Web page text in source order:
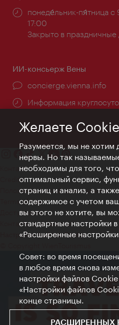
Часы
работы:
понеде́льник-пя́тница
17:00
Закрыто в праздничные
ИИ-консьерж Вены
concierge.vienna.info
Информация
Контакт
Credits
Положение о конфиденциальности
Terms of Use
Доступность
Контакты для прессы
Настройки файлов Cookie
Желаете
Разумеется, мы не хотим
нервы. Но так
необходимы для того,
оптимальный сервис,
страниц и анализ, а
содержимое с учетом
вы этого не хотите, вы
стандартные настройки
«Расширенные
Совет: во время
в любое время снова
настройки файлов
«Настройки файлов
конце страницы.
РАСШИРЕННЫХ